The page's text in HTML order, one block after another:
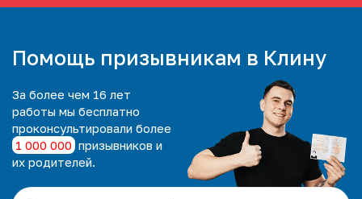
Помощь призывникам в Клину
За более чем 16 лет
работы мы бесплатно
проконсультировали более
1 000 000 призывников и
их родителей.